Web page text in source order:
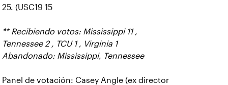
25. (USC19 15
** Recibiendo votos: Mississippi 11 ,
Tennessee 2 , TCU 1 , Virginia 1
Abandonado: Mississippi, Tennessee
Panel de votación: Casey Angle (ex director